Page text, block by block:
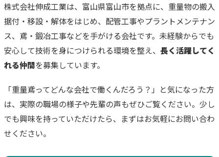
株式会社伸成工業は、富山県富山市を拠点に、重量物の搬入
据付・移設・解体をはじめ、配管工事やプラントメンテナン
ス、鳶・鍛冶工事などを手がける会社です。未経験からでも
安心して技術を身につけられる環境を整え、 長く活躍してく
れる仲間を募集しています。
「重量鳶ってどんな会社で働くんだろう？」と気になった方
は、実際の職場の様子や先輩の声もぜひご覧ください。少し
でも興味を持っていただけたら、まずはお気軽にお問い合わ
せください。